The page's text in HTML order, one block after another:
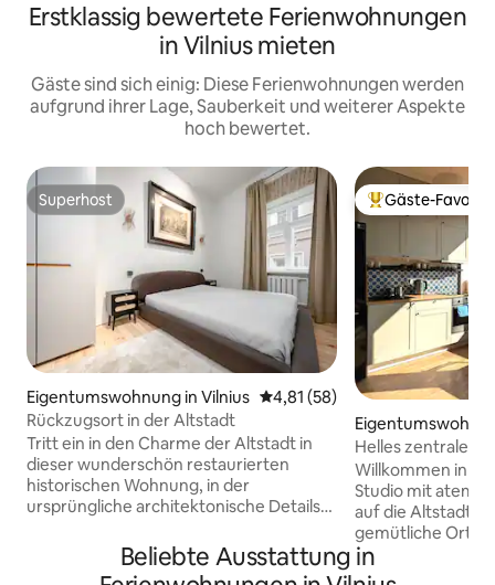
Erstklassig bewertete Ferienwohnungen
in Vilnius mieten
Gäste sind sich einig: Diese Ferienwohnungen werden
aufgrund ihrer Lage, Sauberkeit und weiterer Aspekte
hoch bewertet.
Superhost
Superhost
Eigentumswohnung in Vilnius Durchschnittliche Bewertung:
4,81 (58)
Rückzugsort in der Altstadt
Tritt ein in den Charme der Altstadt in
dieser wunderschön restaurierten
historischen Wohnung, in der
ursprüngliche architektonische Details
treffen. Die Wohnung liegt in einer
ruhigen Straße und bietet einen ruhigen
Beliebter Gäste-
Gäste-Favorit
Helles zentrales
Altstadt
Willkommen in
Studio mit
auf die Altstadt von
gemütliche Ort
um
was du für einen
Beliebte Ausstattung in